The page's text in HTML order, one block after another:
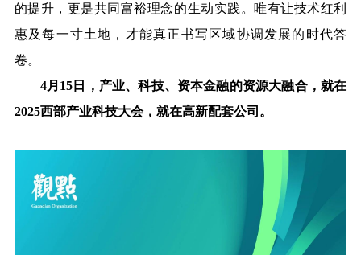
的提升，更是共同富裕理念的生动实践。唯有让技术红利
惠及每一寸土地，才能真正书写区域协调发展的时代答
卷。
4月15日，产业、科技、资本金融的资源大融合，就在
2025西部产业科技大会，就在高新配套公司。